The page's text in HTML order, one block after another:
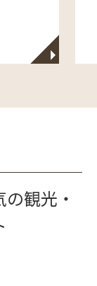
◥
観光・